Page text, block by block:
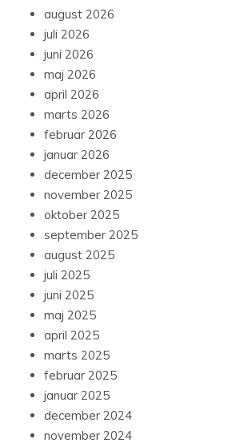
august 2026
juli 2026
juni 2026
maj 2026
april 2026
marts 2026
februar 2026
januar 2026
december 2025
november 2025
oktober 2025
september 2025
august 2025
juli 2025
juni 2025
maj 2025
april 2025
marts 2025
februar 2025
januar 2025
december 2024
november 2024